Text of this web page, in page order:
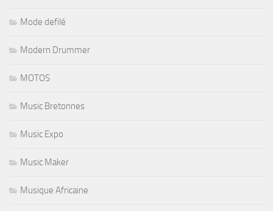
Mode defilé
Modern Drummer
MOTOS
Music Bretonnes
Music Expo
Music Maker
Musique Africaine